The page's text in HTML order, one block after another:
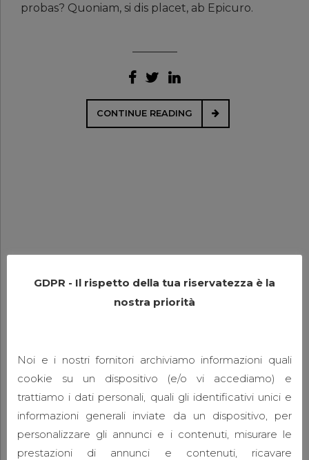
probas? Quoniam, si dis placet, ab Epicuro.
CONTINUE READING
Check out
Color
Palette!
GDPR - Il rispetto della tua riservatezza è la
nostra priorità
Noi e i nostri fornitori archiviamo informazioni quali
cookie su un dispositivo (e/o vi accediamo) e
trattiamo i dati personali, quali gli identificativi unici e
informazioni generali inviate da un dispositivo, per
personalizzare gli annunci e i contenuti, misurare le
prestazioni di annunci e contenuti, ricavare